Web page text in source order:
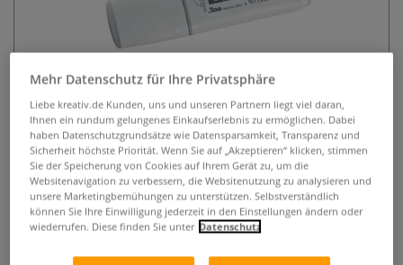
COPIC® WIDE Leermarker
0 Bewertungen
Mehr Datenschutz für Ihre Privatsphäre
Liebe kreativ.de Kunden, uns und unseren Partnern liegt viel daran,
Ihnen ein rundum gelungenes Einkaufserlebnis zu ermöglichen. Dabei
haben Datenschutzgrundsätze wie Datensparsamkeit, Transparenz und
Sicherheit höchste Priorität. Wenn Sie auf „Akzeptieren“ klicken, stimmen
Sie der Speicherung von Cookies auf Ihrem Gerät zu, um die
Websitenavigation zu verbessern, die Websitenutzung zu analysieren und
unsere Marketingbemühungen zu unterstützen. Selbstverständlich
können Sie Ihre Einwilligung jederzeit in den Einstellungen ändern oder
wiederrufen. Diese finden Sie unter Datenschutz